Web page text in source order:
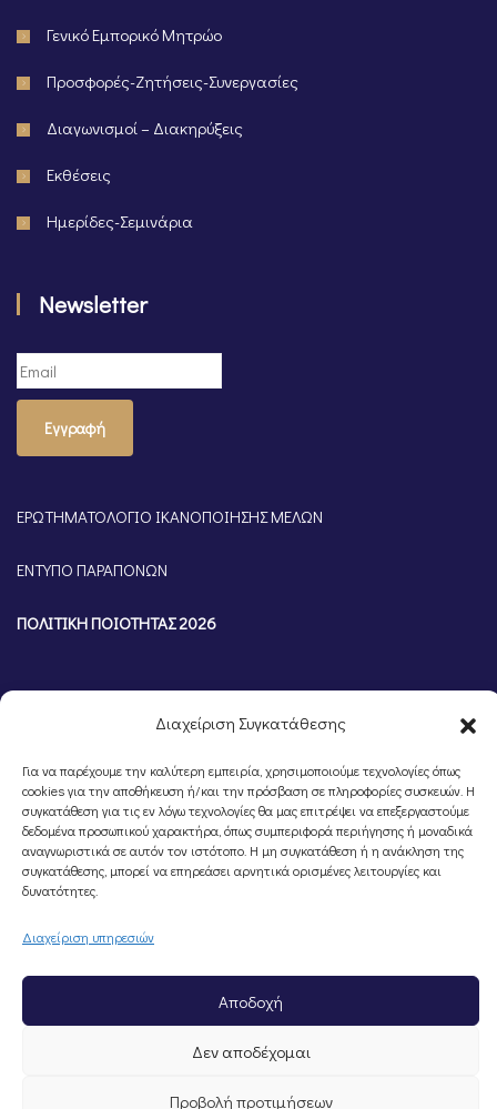
Διαχείριση Συγκατάθεσης
Για να παρέχουμε την καλύτερη εμπειρία, χρησιμοποιούμε τεχνολογίες όπως
cookies για την αποθήκευση ή/και την πρόσβαση σε πληροφορίες συσκευών. Η
συγκατάθεση για τις εν λόγω τεχνολογίες θα μας επιτρέψει να επεξεργαστούμε
δεδομένα προσωπικού χαρακτήρα, όπως συμπεριφορά περιήγησης ή μοναδικά
αναγνωριστικά σε αυτόν τον ιστότοπο. Η μη συγκατάθεση ή η ανάκληση της
συγκατάθεσης, μπορεί να επηρεάσει αρνητικά ορισμένες λειτουργίες και
δυνατότητες.
Διαχείριση υπηρεσιών
Αποδοχή
Δεν αποδέχομαι
Προβολή προτιμήσεων
Γενικό Εμπορικό Μητρώο
Προσφορές-Ζητήσεις-Συνεργασίες
Διαγωνισμοί – Διακηρύξεις
Εκθέσεις
Ημερίδες-Σεμινάρια
Newsletter
Εγγραφή
ΕΡΩΤΗΜΑΤΟΛΟΓΙΟ ΙΚΑΝΟΠΟΙΗΣΗΣ ΜΕΛΩΝ
ΕΝΤΥΠΟ ΠΑΡΑΠΟΝΩΝ
ΠΟΛΙΤΙΚΗ ΠΟΙΟΤΗΤΑΣ 2026
©Portal Επιμελητηρίου Ημαθίας, Powered byKnowledge A.E.